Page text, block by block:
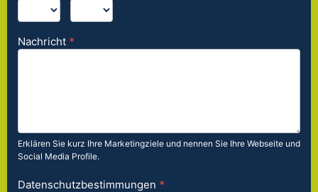
Nachricht *
Erklären Sie kurz Ihre Marketingziele und nennen Sie Ihre Webseite und
Social Media Profile.
Datenschutzbestimmungen *